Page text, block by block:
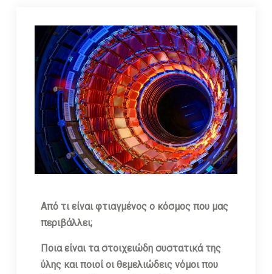
Από τι είναι φτιαγμένος ο κόσμος που μας
περιβάλλει;
Ποια είναι τα στοιχειώδη συστατικά της
ύλης και ποιοί οι θεμελιώδεις νόμοι που